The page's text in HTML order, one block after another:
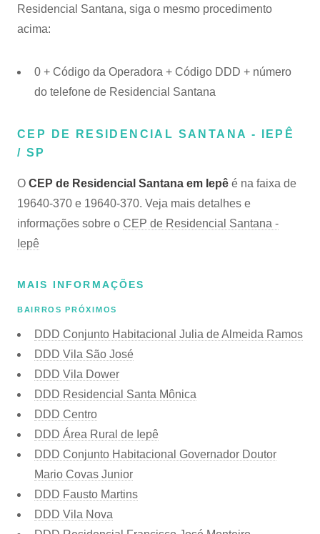
Residencial Santana, siga o mesmo procedimento
acima:
0 + Código da Operadora + Código DDD + número
do telefone de Residencial Santana
CEP DE RESIDENCIAL SANTANA - IEPÊ
/ SP
O CEP de Residencial Santana em Iepê é na faixa de
19640-370 e 19640-370. Veja mais detalhes e
informações sobre o CEP de Residencial Santana -
Iepê
MAIS INFORMAÇÕES
BAIRROS PRÓXIMOS
DDD Conjunto Habitacional Julia de Almeida Ramos
DDD Vila São José
DDD Vila Dower
DDD Residencial Santa Mônica
DDD Centro
DDD Área Rural de Iepê
DDD Conjunto Habitacional Governador Doutor
Mario Covas Junior
DDD Fausto Martins
DDD Vila Nova